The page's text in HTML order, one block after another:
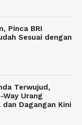
Pinca BRI
Sesuai dengan
Terwujud,
Urang
Dagangan Kini